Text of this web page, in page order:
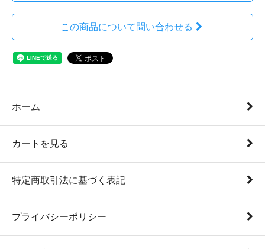
この商品について問い合わせる
ホーム
カートを見る
特定商取引法に基づく表記
プライバシーポリシー